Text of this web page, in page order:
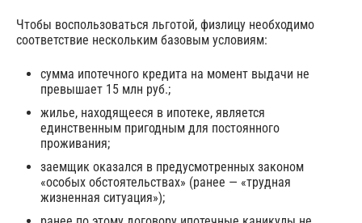
Чтобы воспользоваться льготой, физлицу необходимо
соответствие нескольким базовым условиям:
сумма ипотечного кредита на момент выдачи не
превышает 15 млн руб.;
жилье, находящееся в ипотеке, является
единственным пригодным для постоянного
проживания;
заемщик оказался в предусмотренных законом
«особых обстоятельствах» (ранее — «трудная
жизненная ситуация»);